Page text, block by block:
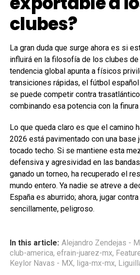
clubes?
La gran duda que surge ahora es si
influirá en la filosofía de los clubes
tendencia global apunta a físicos
transiciones rápidas, el fútbol
se puede competir contra
combinando esa potencia con la
Lo que queda claro es que el camino
2026 está pavimentado con una base
tocado techo. Si se mantiene esta
defensiva y agresividad en las
ganado un torneo, ha recuperado el
mundo entero. Ya nadie se atreve a
España es aburrido; ahora, jugar
sencillamente, peligroso.
In this article: Alejandro Zendejas -
club-america, efrain-juarez-mx,
Keylor Navas - MX, liga-mx-mx,